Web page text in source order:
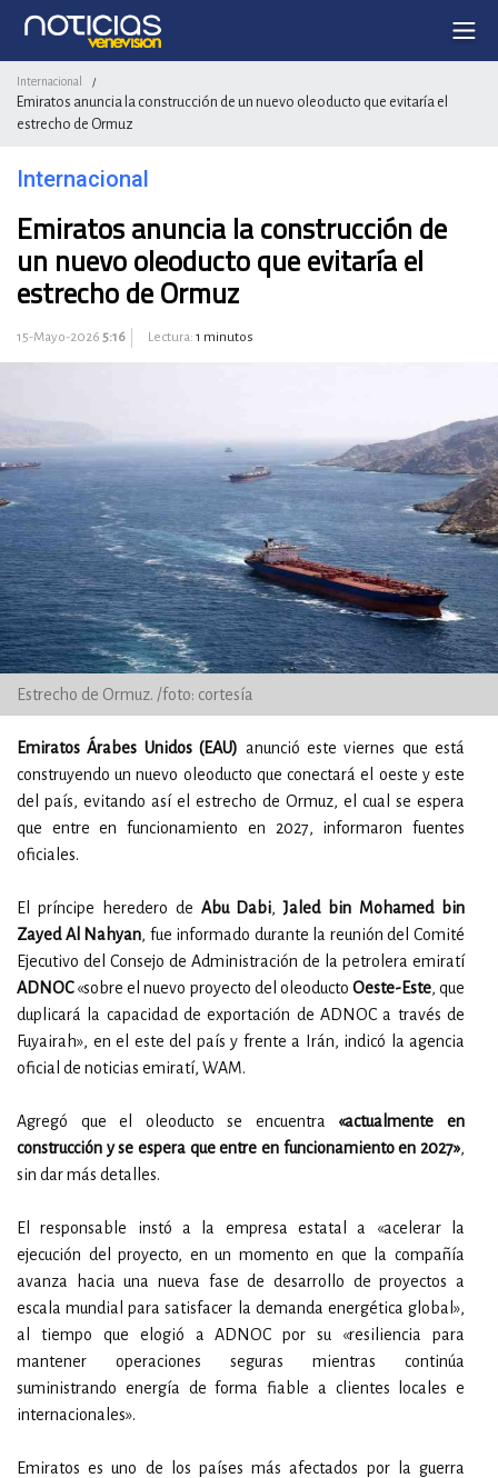
Internacional /
Emiratos anuncia la construcción de un nuevo oleoducto que evitaría el
estrecho de Ormuz
Internacional
Emiratos anuncia la construcción de
un nuevo oleoducto que evitaría el
estrecho de Ormuz
15-Mayo-2026 5:16 Lectura: 1 minutos
Estrecho de Ormuz. /foto: cortesía
Emiratos Árabes Unidos (EAU) anunció este viernes que está
construyendo un nuevo oleoducto que conectará el oeste y este
del país, evitando así el estrecho de Ormuz, el cual se espera
que entre en funcionamiento en 2027, informaron fuentes
oficiales.
El príncipe heredero de Abu Dabi,Jaled bin Mohamed bin
Zayed Al Nahyan, fue informado durante la reunión del Comité
Ejecutivo del Consejo de Administración de la petrolera emiratí
ADNOC«sobre el nuevo proyecto del oleoducto Oeste-Este, que
duplicará la capacidad de exportación de ADNOC a través de
Fuyairah», en el este del país y frente a Irán, indicó la agencia
oficial de noticias emiratí, WAM.
Agregó que el oleoducto se encuentra «actualmente en
construcción y se espera que entre en funcionamiento en 2027»,
sin dar más detalles.
El responsable instó a la empresa estatal a «acelerar la
ejecución del proyecto, en un momento en que la compañía
avanza hacia una nueva fase de desarrollo de proyectos a
escala mundial para satisfacer la demanda energética global»,
al tiempo que elogió a ADNOC por su «resiliencia para
mantener operaciones seguras mientras continúa
suministrando energía de forma fiable a clientes locales e
internacionales».
Emiratos es uno de los países más afectados por la guerra